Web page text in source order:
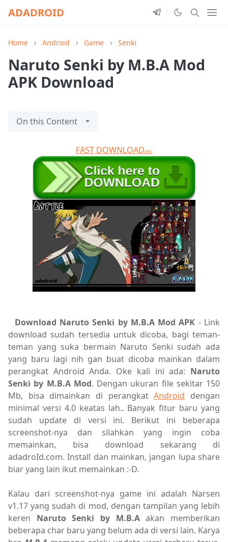
ADADROID
Home Android Game Senki
Naruto Senki by M.B.A Mod
APK Download
On this Content
FAST DOWNLOADads
Download Naruto Senki by M.B.A Mod APK - Link
download sudah tersedia untuk dicoba, bagi teman-
teman yang suka bermain Naruto Senki sudah ada
yang baru lagi nih gan buat dicoba mainkan dalam
perangkat Android Anda. Oke kali ini ada: Naruto
Senki by M.B.A Mod. Dengan ukuran file sekitar 150
Mb, bisa dimainkan di perangkatAndroid dengan
minimal versi 4.0 keatas lah.. Banyak fitur baru yang
sudah update di versi ini. Berikut ini beberapa
screenshot-nya dan silahkan yang ingin coba
memainkan, bisa download sekarang di
adadroId.com. Install dan mainkan, jangan lupa share
biar yang lain ikut memainkan :-D.
Kalau dari screenshot-nya game ini adalah Narsen
v1.17 yang sudah di mod, dengan tampilan yang lebih
keren Naruto Senki by M.B.Aakan memberikan
beberapa char baru yang belum ada di versi lain. Karya